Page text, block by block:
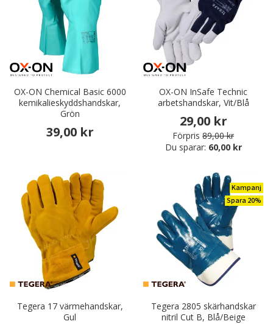
OX-ON Chemical Basic 6000
kemikalieskyddshandskar,
Grön
39,00 kr
OX-ON InSafe Technic
arbetshandskar, Vit/Blå
29,00 kr
Förpris 89,00 kr
Du sparar: 60,00 kr
Tegera 17 värmehandskar,
Gul
Kampanj
Spara 20%
Tegera 2805 skärhandskar
nitril Cut B, Blå/Beige